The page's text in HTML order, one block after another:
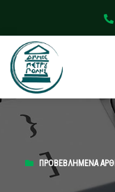
ΠΡΟΒΕΒΛΗΜΈΝΑ